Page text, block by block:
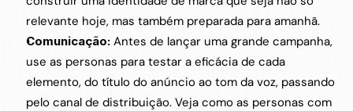
relevante hoje, mas também preparada para amanhã.
Comunicação: Antes de lançar uma grande campanha,
use as personas para testar a eficácia de cada
elemento, do título do anúncio ao tom da voz, passando
pelo canal de distribuição. Veja como as personas com